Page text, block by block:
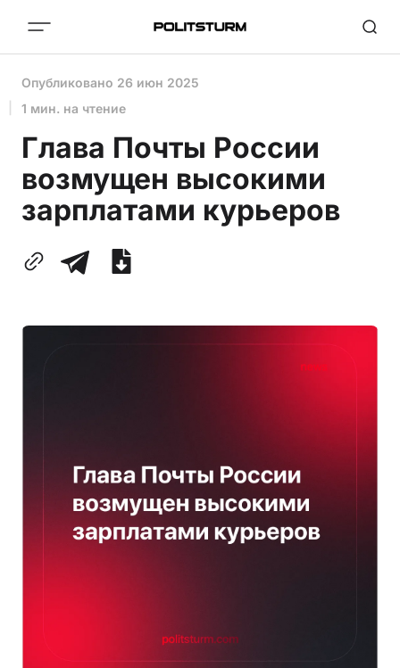
Опубликовано 26 июн 2025
1 мин. на чтение
Глава Почты России
возмущен высокими
зарплатами курьеров